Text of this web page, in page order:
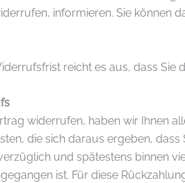
informieren. Sie
reicht es aus, dass
widerrufen, haben wir Ihnen
die sich daraus ergeben,
und spätestens binnen
ist. Für diese